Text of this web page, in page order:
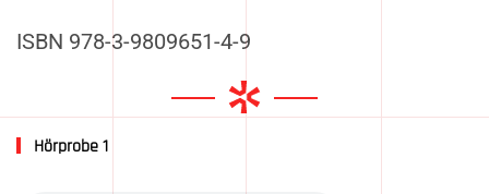
ISBN 978-3-9809651-4-9
Hörprobe 1